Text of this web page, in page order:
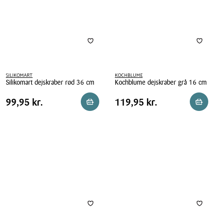
SILIKOMART
Silikomart dejskraber rød 36 cm
Silikomart
dejskraber
Pris
tabel
Pris 99,95 kr.
99,95 kr. Reservér i butik
KOCHBLUME
Kochblume dejskraber grå 16 cm
Kochblume
dejskraber
Pris
Pris 119,95 kr.
119,95 kr.